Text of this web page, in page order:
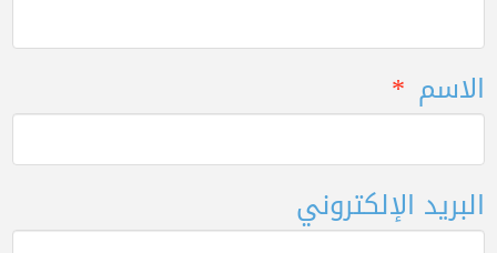
الاسم *
البريد الإلكتروني